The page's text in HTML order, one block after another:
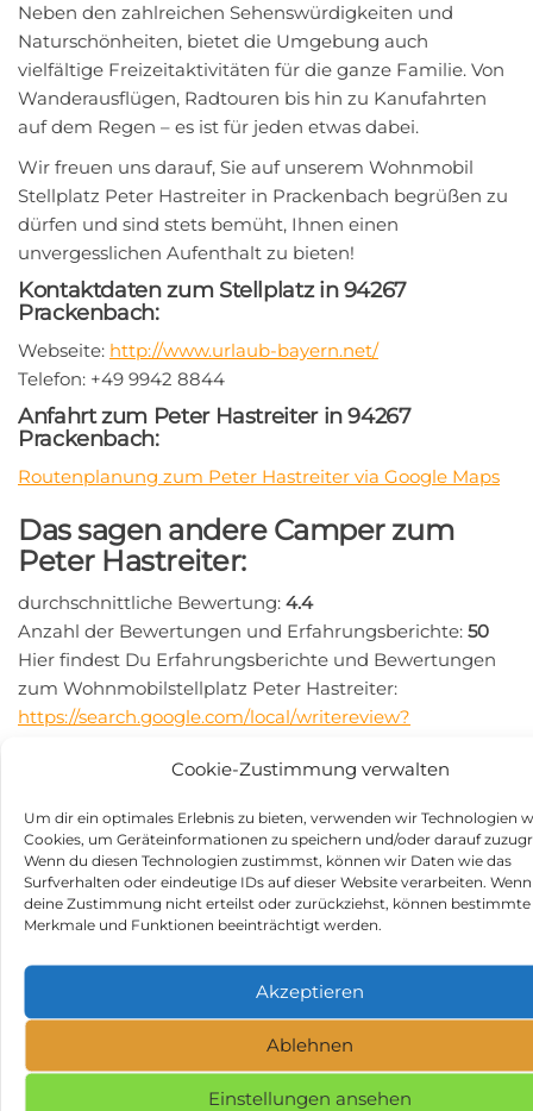
Cookie-Zustimmung verwalten
Um dir ein optimales Erlebnis zu bieten, verwenden wir Technologien
Cookies, um Geräteinformationen zu speichern und/oder darauf
Wenn du diesen Technologien zustimmst, können wir Daten wie das
Surfverhalten oder eindeutige IDs auf dieser Website verarbeiten.
deine Zustimmung nicht erteilst oder zurückziehst, können bestimmte
Merkmale und Funktionen beeinträchtigt werden.
Akzeptieren
Ablehnen
Einstellungen ansehen
Neben den zahlreichen Sehenswürdigkeiten und
Naturschönheiten, bietet die Umgebung auch
vielfältige Freizeitaktivitäten für die ganze Familie. Von
Wanderausflügen, Radtouren bis hin zu Kanufahrten
auf dem Regen – es ist für jeden etwas dabei.
Wir freuen uns darauf, Sie auf unserem Wohnmobil
Stellplatz Peter Hastreiter in Prackenbach begrüßen zu
dürfen und sind stets bemüht, Ihnen einen
unvergesslichen Aufenthalt zu bieten!
Kontaktdaten zum Stellplatz in 94267
Prackenbach:
Webseite: http://www.urlaub-bayern.net/
Telefon: +49 9942 8844
Anfahrt zum Peter Hastreiter in 94267
Prackenbach:
Routenplanung zum Peter Hastreiter via Google Maps
Das sagen andere Camper zum
Peter Hastreiter:
durchschnittliche Bewertung: 4.4
Anzahl der Bewertungen und Erfahrungsberichte: 50
Hier findest Du Erfahrungsberichte und Bewertungen
zum Wohnmobilstellplatz Peter Hastreiter:
https://search.google.com/local/writereview?
Beitragsnavigation
Beitrag
Bislicher Insel in 46487
Wesel
Wohnmobilstellplatz am
Schleswiger Stadthafen in
24837 Schleswig
Kategorie Stellplätze
NAME, STADT ODER POSTLEITZAHL DES
GEWÜNSCHTEN STELLPLATZES EINGEBEN UND
SUCHEN.